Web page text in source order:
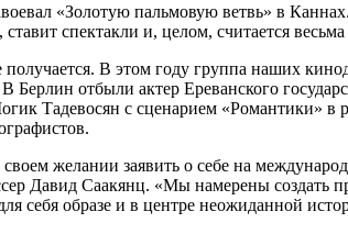
«Золотую пальмовую ветвь» в
спектакли и, целом, считается
В этом году группа наших
Берлин отбыли актер Ереванского
Тадевосян с сценарием «Романтики»
своем желании заявить о себе на
Давид Саакянц. «Мы намерены
себя образе и в центре неожиданной